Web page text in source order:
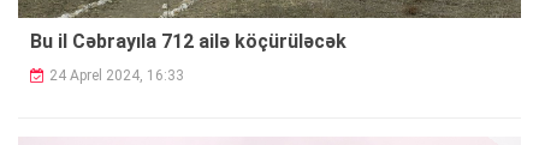
Bu il Cəbrayıla 712 ailə köçürüləcək
24 Aprel 2024, 16:33